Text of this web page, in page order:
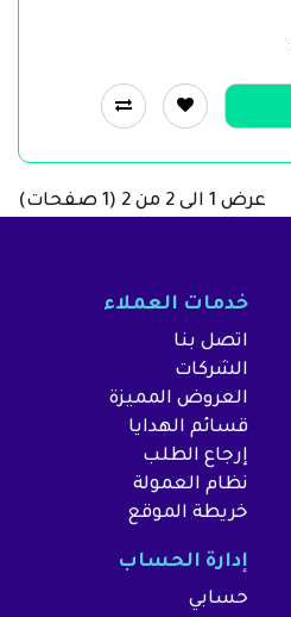
عرض 1 الى 2 من 2 (1 صفحات)
خدمات العملاء
اتصل بنا
الشركات
العروض المميزة
قسائم الهدايا
إرجاع الطلب
نظام العمولة
خريطة الموقع
إدارة الحساب
حسابي